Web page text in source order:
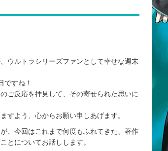
ウルトラシリーズファンとして幸せな週末
すね！
ご反応を拝見して、その寄せられた思いに
よう、心からお願い申しあげます。
、今回はこれまで何度もふれてきた、著作
とについてお話しします。